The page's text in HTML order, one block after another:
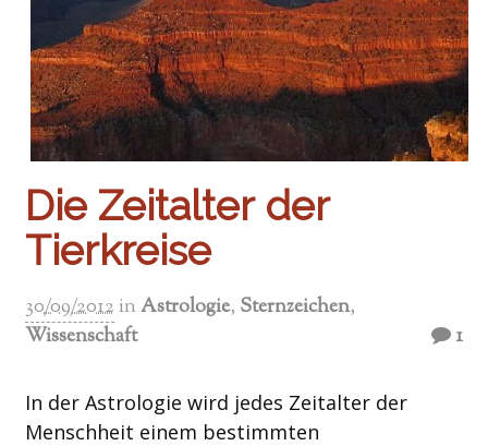
Die Zeitalter der
Tierkreise
30/09/2012 inAstrologie, Sternzeichen,
Wissenschaft
1
In der Astrologie wird jedes Zeitalter der
Menschheit einem bestimmten